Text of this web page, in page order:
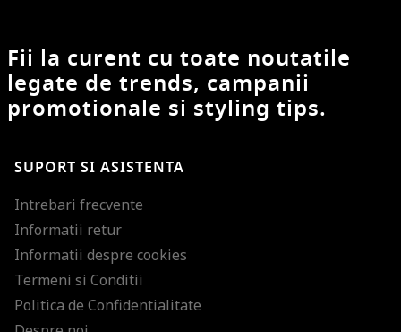
Fii la curent cu toate noutatile
legate de trends, campanii
promotionale si styling tips.
SUPORT SI ASISTENTA
Intrebari frecvente
Informatii retur
Informatii despre cookies
Termeni si Conditii
Politica de Confidentialitate